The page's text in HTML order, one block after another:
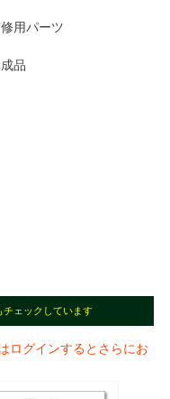
用パーツ
品
チェックしています
ログインするとさらにお